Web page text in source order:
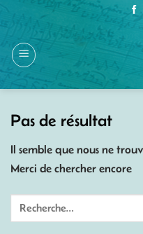
contenu
Pas de résultat
Il semble que nous ne
Merci de chercher encore